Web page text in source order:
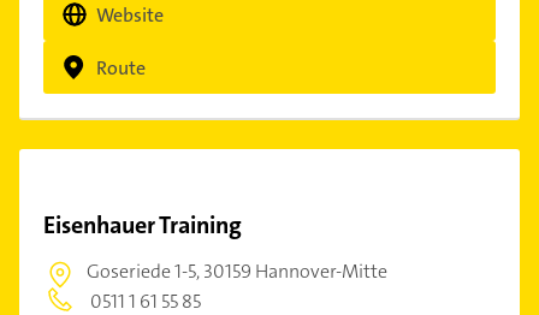
Website
Route
Eisenhauer Training
Goseriede 1-5,30159 Hannover-Mitte
0511 1 61 55 85